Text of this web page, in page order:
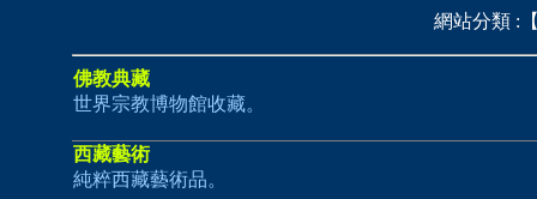
網站分類 :
佛教典藏
世界宗教博物館收藏。
西藏藝術
純粹西藏藝術品。